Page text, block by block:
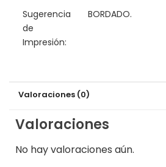
Sugerencia
de
Impresión:
BORDADO.
Valoraciones (0)
Valoraciones
No hay valoraciones aún.